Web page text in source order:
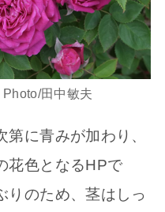
Photo/田中敏夫
に青みが加わり、
花色となるHPで
りのため、茎はしっ